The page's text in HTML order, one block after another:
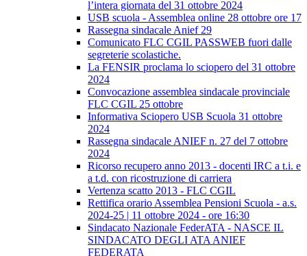
l’intera giornata del 31 ottobre 2024
USB scuola - Assemblea online 28 ottobre ore 17
Rassegna sindacale Anief 29
Comunicato FLC CGIL PASSWEB fuori dalle
segreterie scolastiche.
La FENSIR proclama lo sciopero del 31 ottobre
2024
Convocazione assemblea sindacale provinciale
FLC CGIL 25 ottobre
Informativa Sciopero USB Scuola 31 ottobre
2024
Rassegna sindacale ANIEF n. 27 del 7 ottobre
2024
Ricorso recupero anno 2013 - docenti IRC a t.i. e
a t.d. con ricostruzione di carriera
Vertenza scatto 2013 - FLC CGIL
Rettifica orario Assemblea Pensioni Scuola - a.s.
2024-25 | 11 ottobre 2024 - ore 16:30
Sindacato Nazionale FederATA - NASCE IL
SINDACATO DEGLI ATA ANIEF
FEDERATA